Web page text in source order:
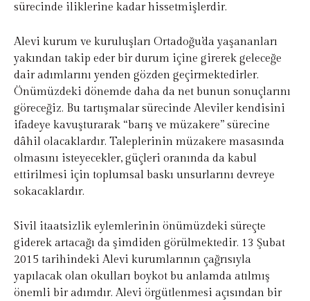
sürecinde iliklerine kadar hissetmişlerdir.
Alevi kurum ve kuruluşları Ortadoğu’da yaşananları
yakından takip eder bir durum içine girerek geleceğe
dair adımlarını yenden gözden geçirmektedirler.
Önümüzdeki dönemde daha da net bunun sonuçlarını
göreceğiz. Bu tartışmalar sürecinde Aleviler kendisini
ifadeye kavuşturarak “barış ve müzakere” sürecine
dâhil olacaklardır. Taleplerinin müzakere masasında
olmasını isteyecekler, güçleri oranında da kabul
ettirilmesi için toplumsal baskı unsurlarını devreye
sokacaklardır.
Sivil itaatsizlik eylemlerinin önümüzdeki süreçte
giderek artacağı da şimdiden görülmektedir. 13 Şubat
2015 tarihindeki Alevi kurumlarının çağrısıyla
yapılacak olan okulları boykot bu anlamda atılmış
önemli bir adımdır. Alevi örgütlenmesi açısından bir